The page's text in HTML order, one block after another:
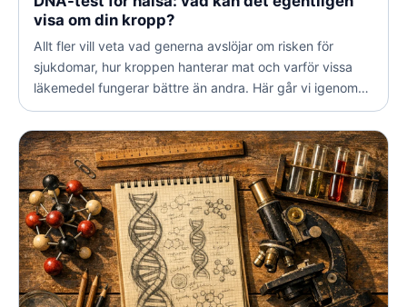
visa om din kropp?
Allt fler vill veta vad generna avslöjar om risken för
sjukdomar, hur kroppen hanterar mat och varför vissa
läkemedel fungerar bättre än andra. Här går vi igenom
vad ett DNA-test för hälsa faktiskt kan visa, var
gränserna går och hur du tolkar resultaten klokt.